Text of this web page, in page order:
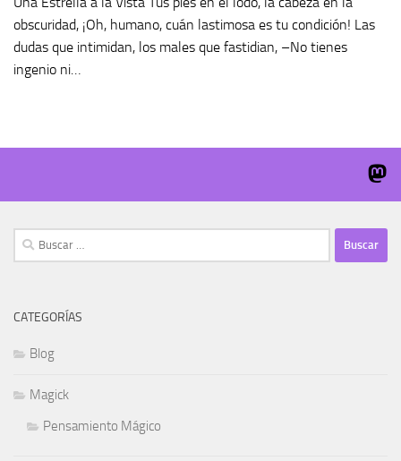
obscuridad, ¡Oh, humano, cuán lastimosa es tu condición! Las
dudas que intimidan, los males que fastidian, –No tienes
ingenio ni…
Buscar:
CATEGORÍAS
Blog
Magick
Pensamiento Mágico